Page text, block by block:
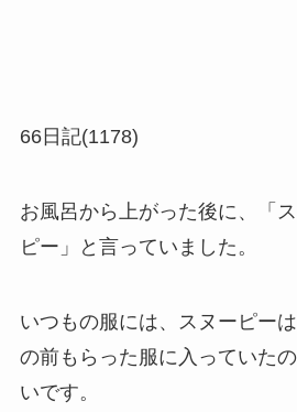
66日記(1178)
お風呂から上がった後に、「
ピー」と言っていました。
いつもの服には、スヌーピー
の前もらった服に入っていた
いです。